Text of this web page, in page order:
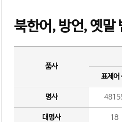
북한어, 방언, 옛말
품사
표제어
명사
대명사 18